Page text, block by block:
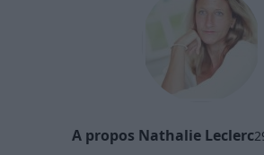
A propos Nathalie Leclerc